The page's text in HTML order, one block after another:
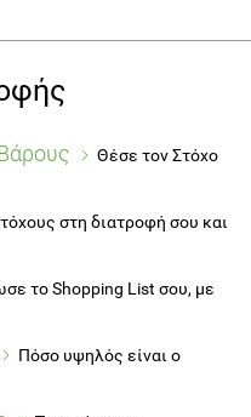
Θέσε τον Στόχο
στη διατροφή σου και
το Shopping List σου, με
Πόσο υψηλός είναι ο